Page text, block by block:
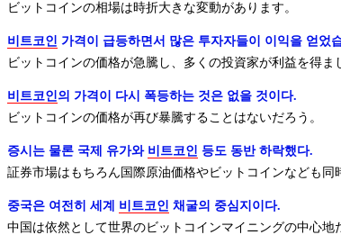
ビットコインの相場は時折大きな変動があります。
비트코인 가격이 급등하면서 많은 투자자들이 이익을 얻었
ビットコインの価格が急騰し、多くの投資家が利益を得ま
비트코인의 가격이 다시 폭등하는 것은 없을 것이다.
ビットコインの価格が再び暴騰することはないだろう。
증시는 물론 국제 유가와 비트코인 등도 동반 하락했다.
証券市場はもちろん国際原油価格やビットコインなども同
중국은 여전히 세계 비트코인 채굴의 중심지이다.
中国は依然として世界のビットコインマイニングの中心地